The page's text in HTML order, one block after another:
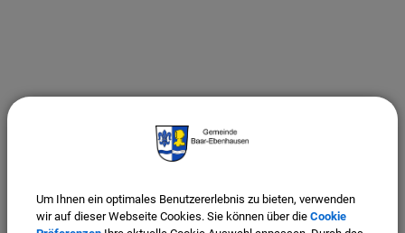
Um Ihnen ein optimales Benutzererlebnis zu bieten, verwenden
wir auf dieser Webseite Cookies. Sie können über die Cookie